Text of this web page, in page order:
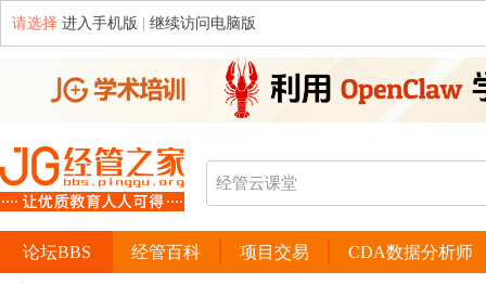
请选择 进入手机版 继续访问电脑版
经管百科 项目交易 CDA数据分析师
论坛BBS